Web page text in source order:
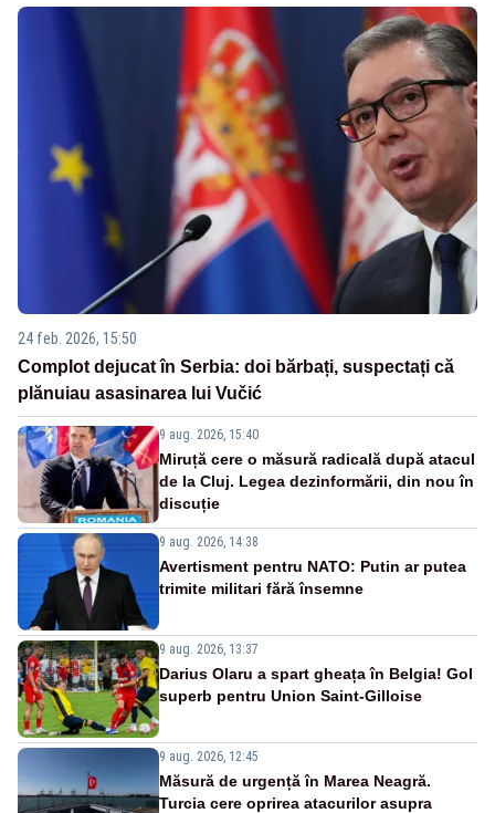
24 feb. 2026, 15:50
Complot dejucat în Serbia: doi bărbați, suspectați că
plănuiau asasinarea lui Vučić
9 aug. 2026, 15:40
Miruță cere o măsură radicală după atacul
de la Cluj. Legea dezinformării, din nou în
discuție
9 aug. 2026, 14:38
Avertisment pentru NATO: Putin ar putea
trimite militari fără însemne
9 aug. 2026, 13:37
Darius Olaru a spart gheața în Belgia! Gol
superb pentru Union Saint-Gilloise
9 aug. 2026, 12:45
Măsură de urgență în Marea Neagră.
Turcia cere oprirea atacurilor asupra